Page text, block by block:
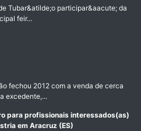
Tubar&atilde;o participar&aacute; da
feir...
fechou 2012 com a venda de cerca
excedente,...
para profissionais interessados(as)
em Aracruz (ES)